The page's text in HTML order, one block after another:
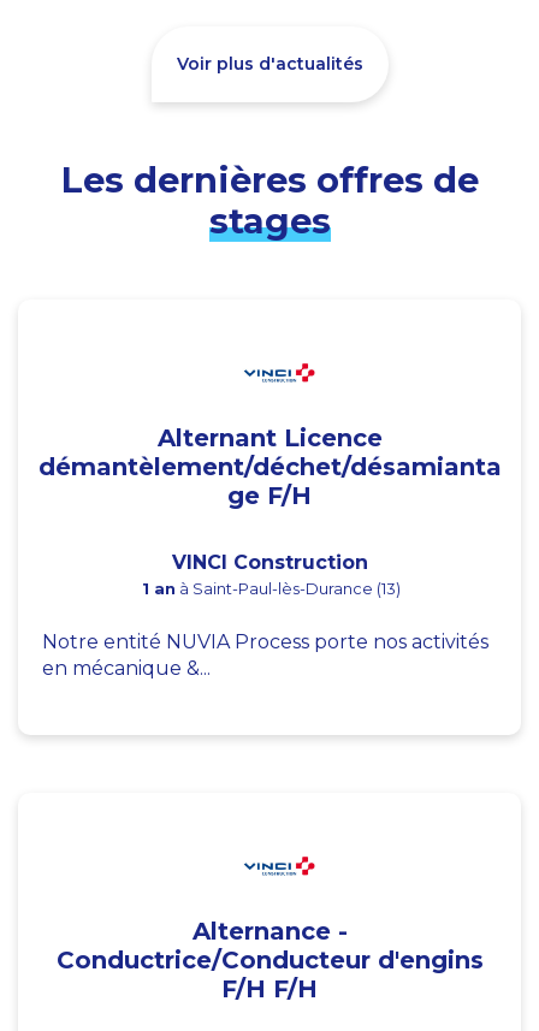
Voir plus d'actualités
Les dernières offres de
stages
Alternant Licence
démantèlement/déchet/désamianta
ge F/H
VINCI Construction
1 an à Saint-Paul-lès-Durance (13)
Notre entité NUVIA Process porte nos activités
en mécanique &...
Alternance -
Conductrice/Conducteur d'engins
F/H F/H